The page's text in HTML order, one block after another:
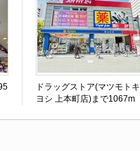
ドラッグストア(マツモトキ
ヨシ 上本町店)まで1067m